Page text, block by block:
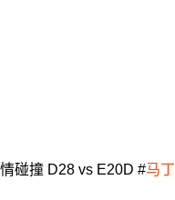
碰撞 D28 vs E20D #马丁